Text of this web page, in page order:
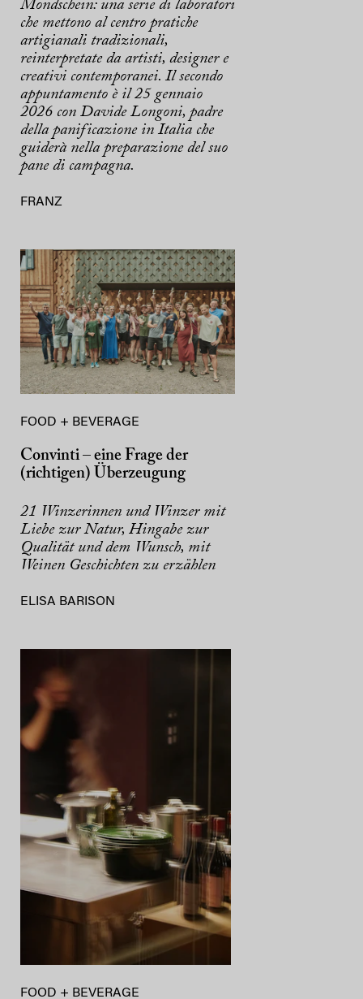
Mondschein: una serie di laboratori
che mettono al centro pratiche
artigianali tradizionali,
reinterpretate da artisti, designer e
creativi contemporanei. Il secondo
appuntamento è il 25 gennaio
2026 con Davide Longoni, padre
della panificazione in Italia che
guiderà nella preparazione del suo
pane di campagna.
FRANZ
FOOD + BEVERAGE
Convinti – eine Frage der
(richtigen) Überzeugung
21 Winzerinnen und Winzer mit
Liebe zur Natur, Hingabe zur
Qualität und dem Wunsch, mit
Weinen Geschichten zu erzählen
ELISA BARISON
FOOD + BEVERAGE